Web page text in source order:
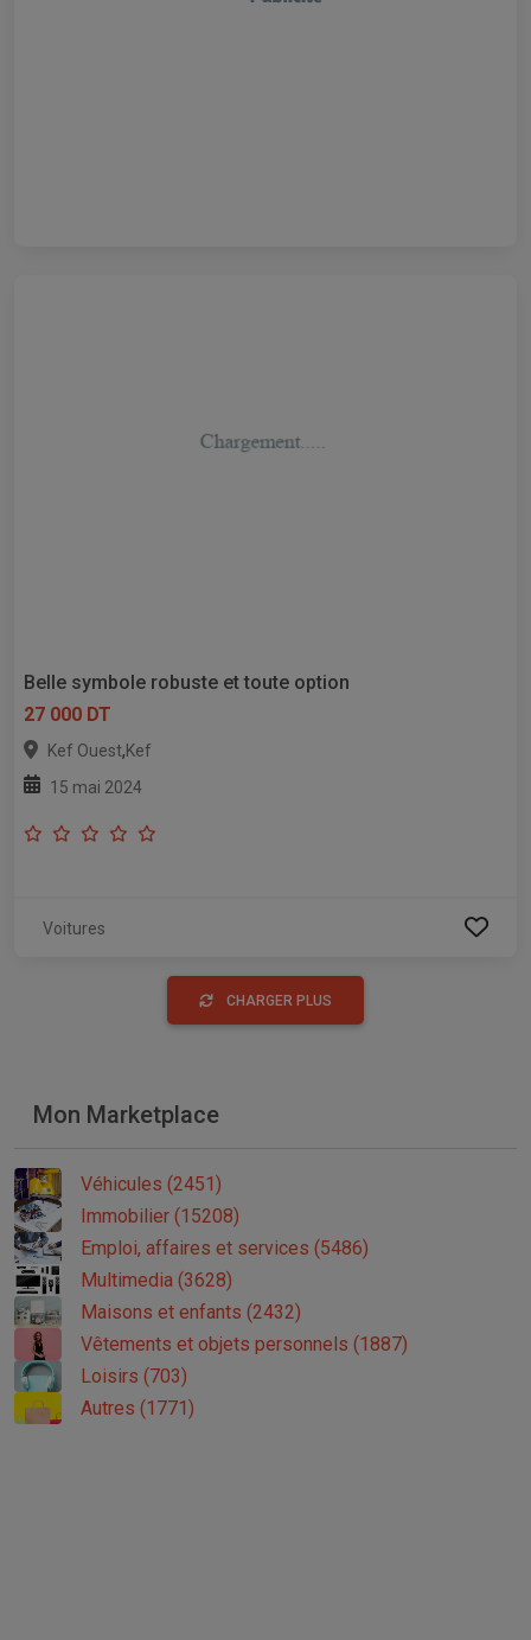
Belle symbole robuste et toute option
27 000 DT
Kef Ouest,Kef
15 mai 2024
Voitures
CHARGER PLUS
Mon Marketplace
Véhicules (2451)
Immobilier (15208)
Emploi, affaires et services (5486)
Multimedia (3628)
Maisons et enfants (2432)
Vêtements et objets personnels (1887)
Loisirs (703)
Autres (1771)